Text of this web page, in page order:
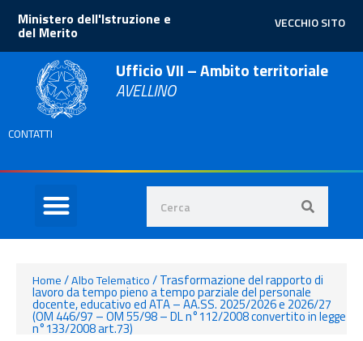
VECCHIO SITO
Ministero dell'Istruzione e
del Merito
Ufficio VII – Ambito territoriale
AVELLINO
CONTATTI
Home/Albo Telematico/Trasformazione del rapporto di
lavoro da tempo pieno a tempo parziale del personale
docente, educativo ed ATA – AA.SS. 2025/2026 e 2026/27
(OM 446/97 – OM 55/98 – DL n°112/2008 convertito in legge
n°133/2008 art.73)